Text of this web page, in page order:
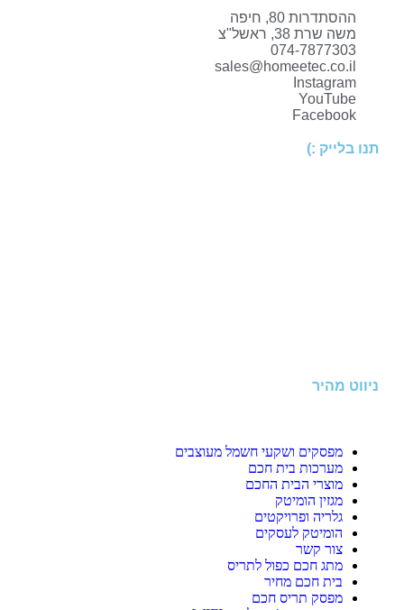
ההסתדרות 80, חיפה
משה שרת 38, ראשל"צ
074-7877303
sales@homeetec.co.il
Instagram
YouTube
Facebook
תנו בלייק :)
ניווט מהיר
מפסקים ושקעי חשמל מעוצבים
מערכות בית חכם
מוצרי הבית החכם
מגזין הומיטק
גלריה ופרויקטים
הומיטק לעסקים
צור קשר
מתג חכם כפול לתריס
בית חכם מחיר
מפסק תריס חכם